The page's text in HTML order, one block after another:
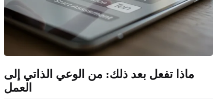
ماذا تفعل بعد ذلك: من الوعي الذاتي إلى
العمل